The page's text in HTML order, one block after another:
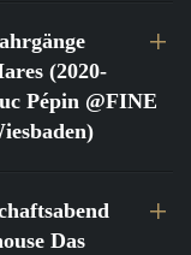
(2020-
Pépin @FINE
Das